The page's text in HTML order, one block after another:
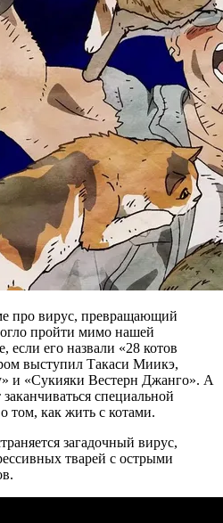
про вирус, превращающий
пройти мимо нашей
его назвали «28 котов
выступил Такаси Миикэ,
и «Сукияки Вестерн Джанго». А
специальной
том, как жить с котами.
загадочный вирус,
тварей с острыми